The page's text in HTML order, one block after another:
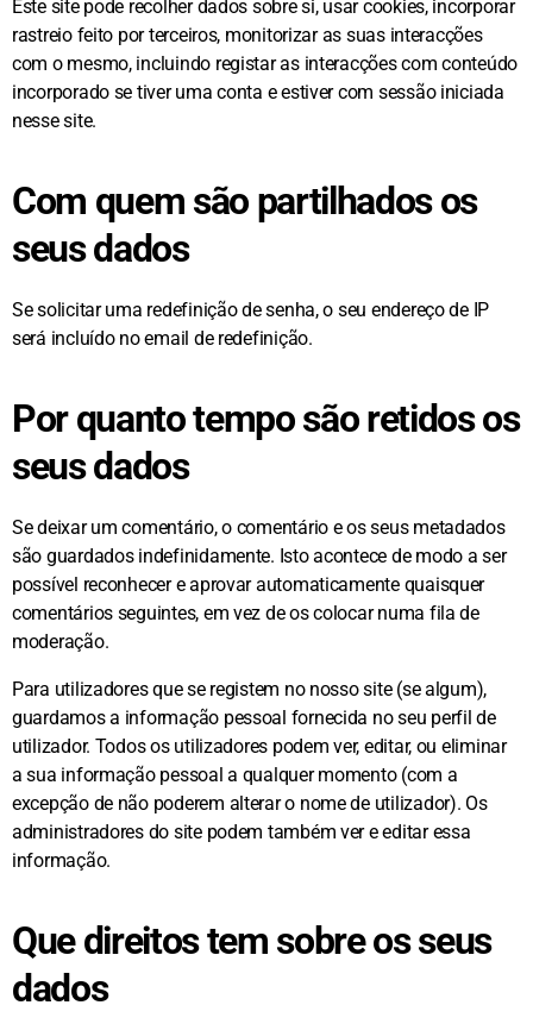
Este site pode recolher dados sobre si, usar cookies, incorporar
rastreio feito por terceiros, monitorizar as suas interacções
com o mesmo, incluindo registar as interacções com conteúdo
incorporado se tiver uma conta e estiver com sessão iniciada
nesse site.
Com quem são partilhados os
seus dados
Se solicitar uma redefinição de senha, o seu endereço de IP
será incluído no email de redefinição.
Por quanto tempo são retidos os
seus dados
Se deixar um comentário, o comentário e os seus metadados
são guardados indefinidamente. Isto acontece de modo a ser
possível reconhecer e aprovar automaticamente quaisquer
comentários seguintes, em vez de os colocar numa fila de
moderação.
Para utilizadores que se registem no nosso site (se algum),
guardamos a informação pessoal fornecida no seu perfil de
utilizador. Todos os utilizadores podem ver, editar, ou eliminar
a sua informação pessoal a qualquer momento (com a
excepção de não poderem alterar o nome de utilizador). Os
administradores do site podem também ver e editar essa
informação.
Que direitos tem sobre os seus
dados